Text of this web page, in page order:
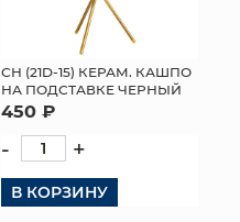
СН (21D-15) КЕРАМ. КАШПО
НА ПОДСТАВКЕ ЧЕРНЫЙ
450 ₽
- +
В КОРЗИНУ